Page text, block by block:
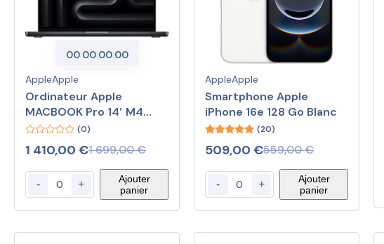
00:00:00:00
AppleApple
Ordinateur Apple
MACBOOK Pro 14′ M4
16Go CPU10 GPU10 512Go
Noir
out
5
(0)
1 699,00€
1 410,00€
- +
Ajouter
panier
AppleApple
Smartphone Apple
iPhone 16e 128 Go Blanc
out of 5
(20)
559,00€
509,00€
- +
Ajouter
panier